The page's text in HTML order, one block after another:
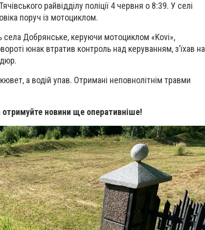
райвідділу поліції 4 червня о 8:39. У селі
поруч із мотоциклом.
Добрянське, керуючи мотоциклом «Kovi»,
юнак втратив контроль над керуванням, з’їхав на
а водій упав. Отримані неповнолітнім травми
отримуйте новини ще оперативніше!